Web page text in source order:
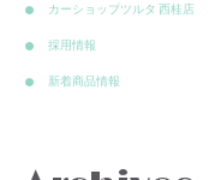
カーショップツルタ 西桂店
採用情報
新着商品情報